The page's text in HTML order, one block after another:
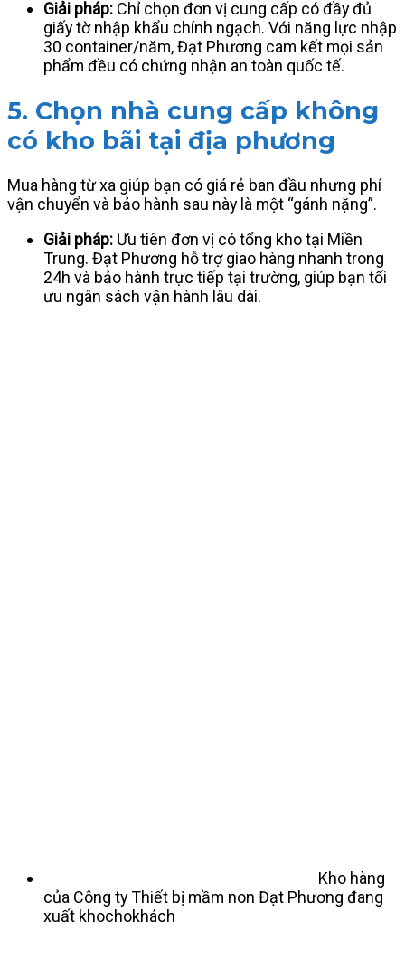
Giải pháp: Chỉ chọn đơn vị cung cấp có đầy đủ
giấy tờ nhập khẩu chính ngạch. Với năng lực nhập
30 container/năm, Đạt Phương cam kết mọi sản
phẩm đều có chứng nhận an toàn quốc tế.
5. Chọn nhà cung cấp không
có kho bãi tại địa phương
Mua hàng từ xa giúp bạn có giá rẻ ban đầu nhưng phí
vận chuyển và bảo hành sau này là một “gánh nặng”.
Giải pháp: Ưu tiên đơn vị có tổng kho tại Miền
Trung. Đạt Phương hỗ trợ giao hàng nhanh trong
24h và bảo hành trực tiếp tại trường, giúp bạn tối
ưu ngân sách vận hành lâu dài.
Kho hàng
của Công ty Thiết bị mầm non Đạt Phương đang
xuất khochokhách